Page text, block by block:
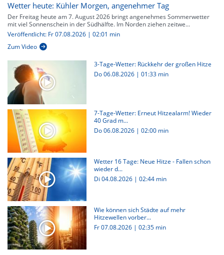
Wetter heute: Kühler Morgen, angenehmer Tag
Der Freitag heute am 7. August 2026 bringt angenehmes Sommerwetter
mit viel Sonnenschein in der Südhälfte. Im Norden ziehen zeitwe...
Veröffentlicht: Fr 07.08.2026 | 02:01 min
Zum Video
3-Tage-Wetter: Rückkehr der großen Hitze
Do 06.08.2026 | 01:33 min
7-Tage-Wetter: Erneut Hitzealarm! Wieder
40 Grad m...
Do 06.08.2026 | 02:00 min
Wetter 16 Tage: Neue Hitze - Fallen schon
wieder d...
Di 04.08.2026 | 02:44 min
Wie können sich Städte auf mehr
Hitzewellen vorber...
Fr 07.08.2026 | 02:35 min